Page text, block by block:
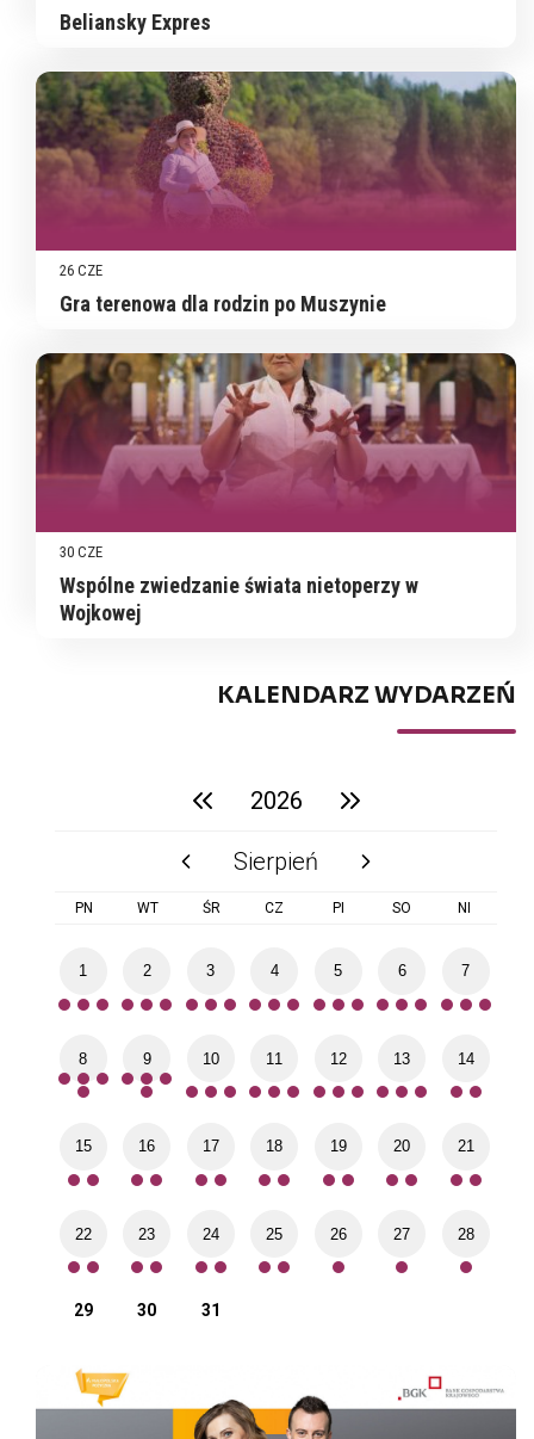
Beliansky Expres
26 CZE
Gra terenowa dla rodzin po Muszynie
30 CZE
Wspólne zwiedzanie świata nietoperzy w
Wojkowej
KALENDARZ WYDARZEŃ
poprzedni rok
2026 następny rok
poprzedni miesiąc
Sierpień następny miesiąc
PN WT ŚR CZ PI SO NI
1 2 3 4 5 6 7
8 9 10 11 12 13 14
15 16 17 18 19 20 21
22 23 24 25 26 27 28
29 30 31
Pozyczki